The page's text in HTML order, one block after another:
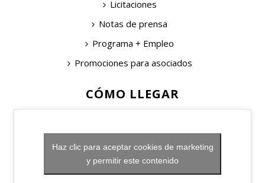
Licitaciones
Notas de prensa
Programa + Empleo
Promociones para asociados
CÓMO LLEGAR
Haz clic para aceptar cookies de marketing
y permitir este contenido